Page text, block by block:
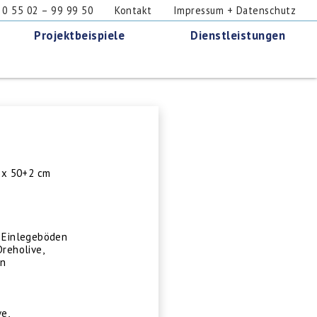
0 55 02 – 99 99 50 Kontakt Impressum + Datenschutz
Projektbeispiele
Dienstleistungen
50+2 cm